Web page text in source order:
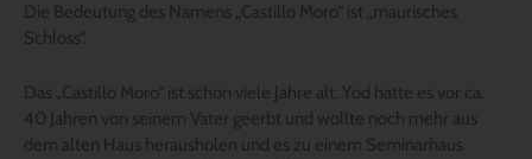
Die Bedeutung des Namens „Castillo Moro“ ist „maurisches
Schloss“.
Das „Castillo Moro“ ist schon viele Jahre alt. Yod hatte es vor ca.
40 Jahren von seinem Vater geerbt und wollte noch mehr aus
dem alten Haus herausholen und es zu einem Seminarhaus